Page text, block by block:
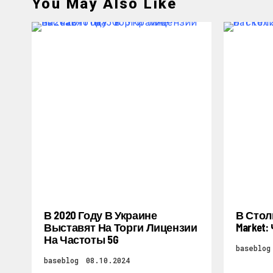
В 2020 Году В Украине
Выставят На Торги Лицензии
На Частоты 5G
baseblog 08.10.2024
В
baseblog